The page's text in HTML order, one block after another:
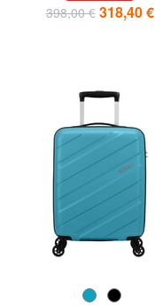
398,00 € 318,40 €